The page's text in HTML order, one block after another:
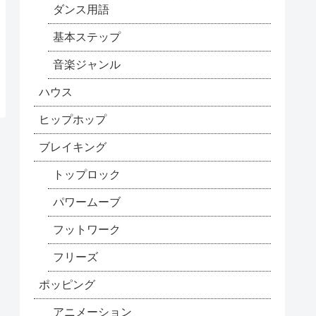
ダンス用語
基本ステップ
音楽ジャンル
ハウス
ヒップホップ
ブレイキング
トップロック
パワームーブ
フットワーク
フリーズ
ポッピング
アニメーション